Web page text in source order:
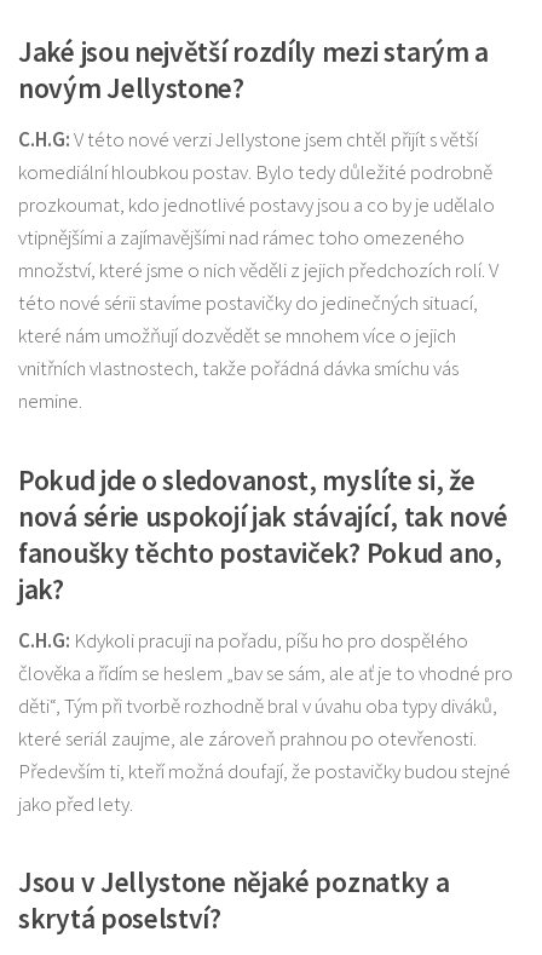
Jaké jsou největší rozdíly mezi starým a
novým Jellystone?
C.H.G:V této nové verzi Jellystone jsem chtěl přijít s větší
komediální hloubkou postav. Bylo tedy důležité podrobně
prozkoumat, kdo jednotlivé postavy jsou a co by je udělalo
vtipnějšími a zajímavějšími nad rámec toho omezeného
množství, které jsme o nich věděli z jejich předchozích rolí. V
této nové sérii stavíme postavičky do jedinečných situací,
které nám umožňují dozvědět se mnohem více o jejich
vnitřních vlastnostech, takže pořádná dávka smíchu vás
nemine.
Pokud jde o sledovanost, myslíte si, že
nová série uspokojí jak stávající, tak nové
fanoušky těchto postaviček? Pokud ano,
jak?
C.H.G: Kdykoli pracuji na pořadu, píšu ho pro dospělého
člověka a řídím se heslem „bav se sám, ale ať je to vhodné pro
děti“, Tým při tvorbě rozhodně bral v úvahu oba typy diváků,
které seriál zaujme, ale zároveň prahnou po otevřenosti.
Především ti, kteří možná doufají, že postavičky budou stejné
jako před lety.
Jsou v Jellystone nějaké poznatky a
skrytá poselství?